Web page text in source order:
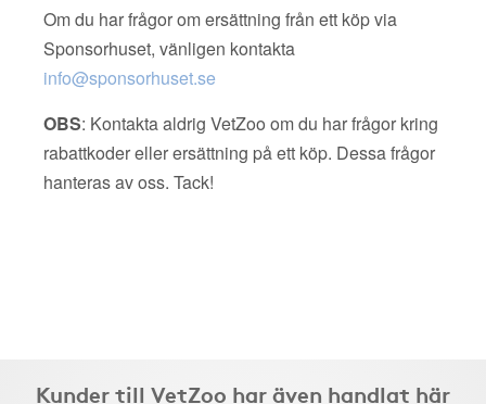
Om du har frågor om ersättning från ett köp via
Sponsorhuset, vänligen kontakta
info@sponsorhuset.se
OBS: Kontakta aldrig VetZoo om du har frågor kring
rabattkoder eller ersättning på ett köp. Dessa frågor
hanteras av oss. Tack!
Kunder till VetZoo har även handlat här